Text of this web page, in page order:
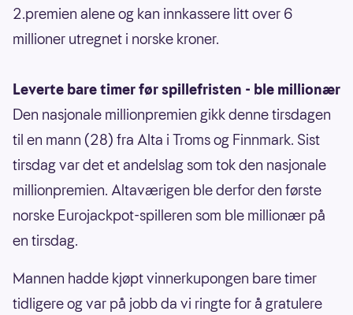
2.premien alene og kan innkassere litt over 6
millioner utregnet i norske kroner.
Leverte bare timer før spillefristen - ble millionær
Den nasjonale millionpremien gikk denne tirsdagen
til en mann (28) fra Alta i Troms og Finnmark. Sist
tirsdag var det et andelslag som tok den nasjonale
millionpremien. Altaværigen ble derfor den første
norske Eurojackpot-spilleren som ble millionær på
en tirsdag.
Mannen hadde kjøpt vinnerkupongen bare timer
tidligere og var på jobb da vi ringte for å gratulere